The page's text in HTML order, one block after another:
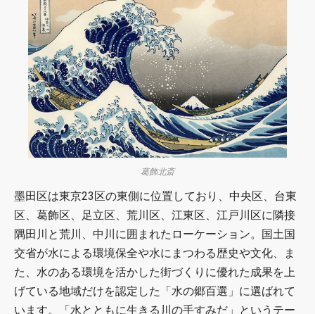
葛飾北斎
墨田区は東京23区の東側に位置しており、中央区、台東
区、葛飾区、足立区、荒川区、江東区、江戸川区に隣接
隅田川と荒川、中川に囲まれたローケーション。国土国
交省が水による環境保全や水にまつわる歴史や文化、ま
た、水のある環境を活かした街づくりに優れた成果を上
げている地域だけを認定した「水の郷百選」に選ばれて
います。「水とともに生きる川の手すみだ」というテー